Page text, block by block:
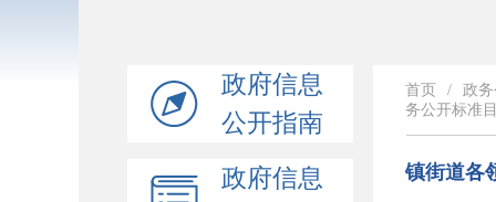
政府信息
公开指南
政府信息
首页 /
政
务公开标准
镇街道各